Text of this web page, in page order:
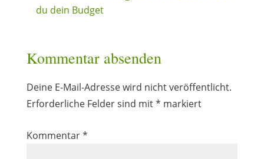
du dein Budget
Kommentar absenden
Deine E-Mail-Adresse wird nicht veröffentlicht.
Erforderliche Felder sind mit* markiert
Kommentar*